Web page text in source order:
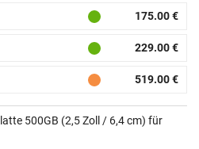
175.00 €
229.00 €
519.00 €
500GB (2,5 Zoll / 6,4 cm) für